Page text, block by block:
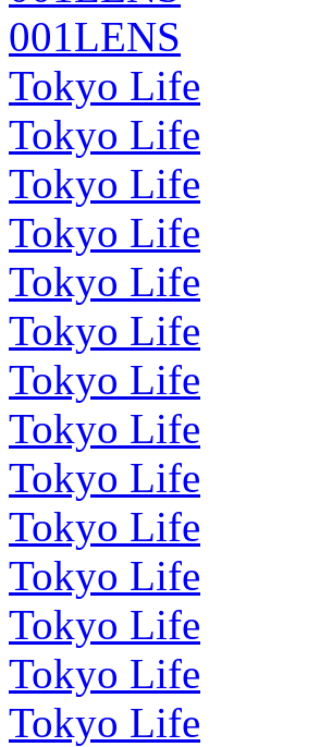
001LENS
Tokyo Life
Tokyo Life
Tokyo Life
Tokyo Life
Tokyo Life
Tokyo Life
Tokyo Life
Tokyo Life
Tokyo Life
Tokyo Life
Tokyo Life
Tokyo Life
Tokyo Life
Tokyo Life